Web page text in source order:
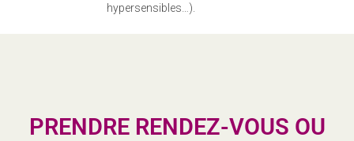
hypersensibles…).
PRENDRE RENDEZ-VOUS OU